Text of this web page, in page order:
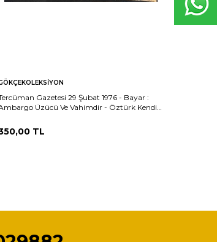
Gazetesi 29 Şubat 1976 - Bayar :
Üzücü Ve Vahimdir - Öztürk Kendisi
TL